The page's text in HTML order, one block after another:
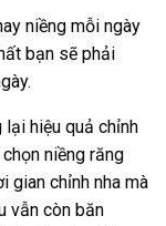
niềng mỗi ngày
bạn sẽ phải
hiệu quả chỉnh
niềng răng
gian chỉnh nha mà
vẫn còn băn